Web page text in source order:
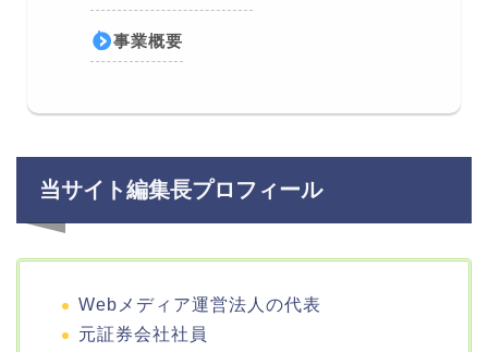
事業概要
当サイト編集長プロフィール
Webメディア運営法人の代表
元証券会社社員